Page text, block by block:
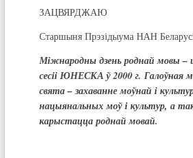
ЗАЦВЯРДЖАЮ
Старшыня Прэзідыума НАН
Міжнародны дзень роднай мовы –
сесіі ЮНЕСКА ў 2000 г. Галоўная
свята – захаванне моўнай і
нацыянальных моў і культур, а
карыстацца роднай мовай.